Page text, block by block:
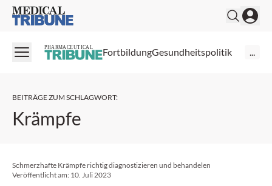
Medical Tribune
PHARMACEUTICAL FortbildungGesundheitspolitik ...
BEITRÄGE ZUM SCHLAGWORT:
Krämpfe
Schmerzhafte Krämpfe richtig diagnostizieren und behandelen
Veröffentlicht am: 10. Juli 2023